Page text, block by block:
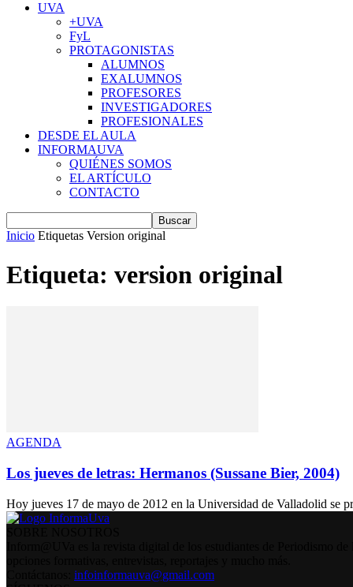
UVA
+UVA
FyL
PROTAGONISTAS
ALUMNOS
EXALUMNOS
PROFESORES
INVESTIGADORES
PROFESIONALES
DESDE EL AULA
INFORMAUVA
QUIÉNES SOMOS
EL ARTÍCULO
CONTACTO
Inicio Etiquetas Version original
Etiqueta: version original
AGENDA
Los jueves de letras: Hermanos (Sussane Bier, 2004)
Hoy jueves 17 de mayo de 2012 en la Universidad de Valladolid se
infoinformauva@gmail.com